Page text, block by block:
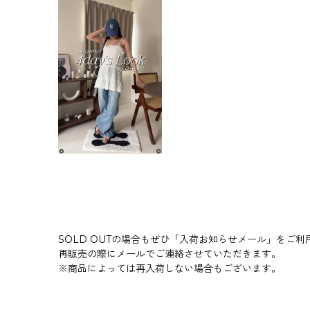
SOLD OUTの場合もぜひ「入荷お知らせメール」をご利
再販売の際にメールでご連絡させていただきます。
※商品によっては再入荷しない場合もございます。